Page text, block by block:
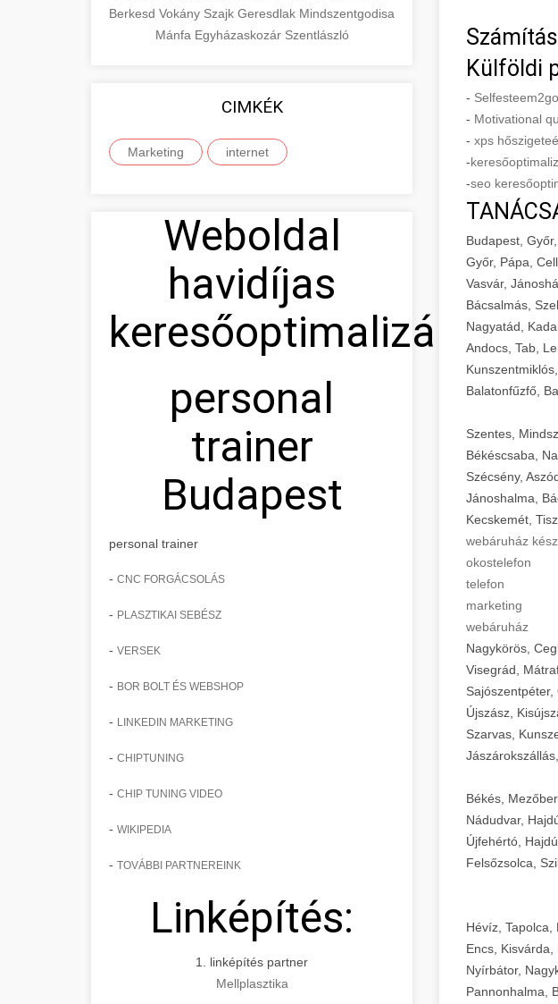
Berkesd Vokány Szajk Geresdlak Mindszentgodisa
Mánfa Egyházaskozár Szentlászló
CIMKÉK
Marketing internet
Weboldal
havidíjas
keresőoptimalizálás
personal
trainer
Budapest
personal trainer
- CNC FORGÁCSOLÁS
- PLASZTIKAI SEBÉSZ
- VERSEK
- BOR BOLT ÉS WEBSHOP
- LINKEDIN MARKETING
- CHIPTUNING
- CHIP TUNING VIDEO
- WIKIPEDIA
- TOVÁBBI PARTNEREINK
Linképítés:
1. linképítés partner
Mellplasztika
Külföldi
-
- Motivational
- xps
-
-seo
Budapest,
Győr, Pápa,
Vasvár,
Bácsalmás,
Nagyatád,
Andocs, Tab,
Balatonfűzfő,
Szentes,
Békéscsaba,
Szécsény,
Jánoshalma,
Kecskemét,
webáruház
okostelefon
telefon
marketing
webáruház
Nagykörös,
Visegrád,
Újszász,
Szarvas,
Békés,
Nádudvar,
Újfehértó,
Felsőzsolca,
Hévíz, Tapolca,
Encs,
Nyírbátor,
Pannonhalma,